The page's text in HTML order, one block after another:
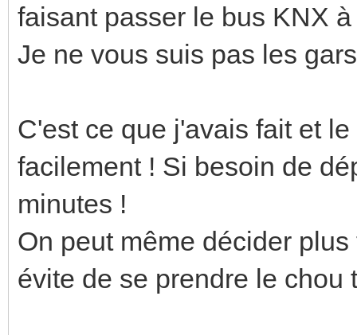
faisant passer le bus KNX
Je ne vous suis pas les
C'est ce que j'avais fait et
facilement ! Si besoin de
minutes !
On peut même décider
évite de se prendre le chou